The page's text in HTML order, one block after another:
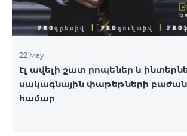
22 May
Էլ ավելի շատ րոպեներ և
սակագնային փաթեթների
համար